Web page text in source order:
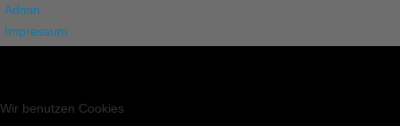
Admin
Impressum
Wir benutzen Cookies